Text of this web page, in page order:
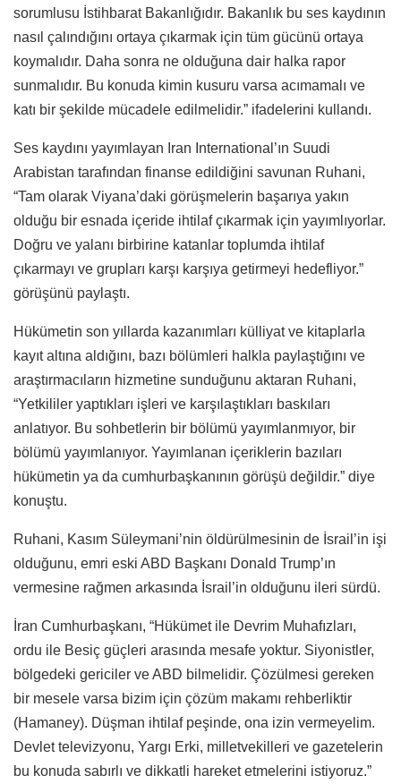
sorumlusu İstihbarat Bakanlığıdır. Bakanlık bu ses kaydının
nasıl çalındığını ortaya çıkarmak için tüm gücünü ortaya
koymalıdır. Daha sonra ne olduğuna dair halka rapor
sunmalıdır. Bu konuda kimin kusuru varsa acımamalı ve
katı bir şekilde mücadele edilmelidir.” ifadelerini kullandı.
Ses kaydını yayımlayan Iran International’ın Suudi
Arabistan tarafından finanse edildiğini savunan Ruhani,
“Tam olarak Viyana’daki görüşmelerin başarıya yakın
olduğu bir esnada içeride ihtilaf çıkarmak için yayımlıyorlar.
Doğru ve yalanı birbirine katanlar toplumda ihtilaf
çıkarmayı ve grupları karşı karşıya getirmeyi hedefliyor.”
görüşünü paylaştı.
Hükümetin son yıllarda kazanımları külliyat ve kitaplarla
kayıt altına aldığını, bazı bölümleri halkla paylaştığını ve
araştırmacıların hizmetine sunduğunu aktaran Ruhani,
“Yetkililer yaptıkları işleri ve karşılaştıkları baskıları
anlatıyor. Bu sohbetlerin bir bölümü yayımlanmıyor, bir
bölümü yayımlanıyor. Yayımlanan içeriklerin bazıları
hükümetin ya da cumhurbaşkanının görüşü değildir.” diye
konuştu.
Ruhani, Kasım Süleymani’nin öldürülmesinin de İsrail’in işi
olduğunu, emri eski ABD Başkanı Donald Trump’ın
vermesine rağmen arkasında İsrail’in olduğunu ileri sürdü.
İran Cumhurbaşkanı, “Hükümet ile Devrim Muhafızları,
ordu ile Besiç güçleri arasında mesafe yoktur. Siyonistler,
bölgedeki gericiler ve ABD bilmelidir. Çözülmesi gereken
bir mesele varsa bizim için çözüm makamı rehberliktir
(Hamaney). Düşman ihtilaf peşinde, ona izin vermeyelim.
Devlet televizyonu, Yargı Erki, milletvekilleri ve gazetelerin
bu konuda sabırlı ve dikkatli hareket etmelerini istiyoruz.”